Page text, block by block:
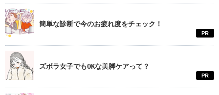
簡単な診断で今のお疲れ度をチェック！
PR
ズボラ女子でもOKな美脚ケアって？
PR